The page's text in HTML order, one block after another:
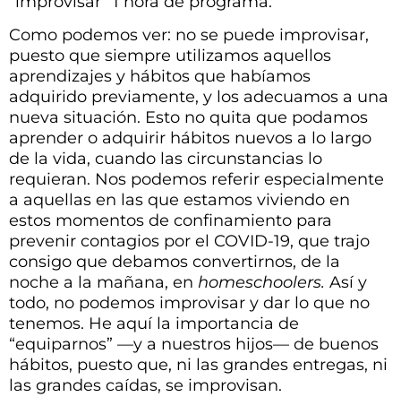
Como podemos ver: no se puede improvisar,
puesto que siempre utilizamos aquellos
aprendizajes y hábitos que habíamos
adquirido previamente, y los adecuamos a una
nueva situación. Esto no quita que podamos
aprender o adquirir hábitos nuevos a lo largo
de la vida, cuando las circunstancias lo
requieran. Nos podemos referir especialmente
a aquellas en las que estamos viviendo en
estos momentos de confinamiento para
prevenir contagios por el COVID-19, que trajo
consigo que debamos convertirnos, de la
noche a la mañana, en homeschoolers. Así y
todo, no podemos improvisar y dar lo que no
tenemos. He aquí la importancia de
“equiparnos” —y a nuestros hijos— de buenos
hábitos, puesto que, ni las grandes entregas, ni
las grandes caídas, se improvisan.